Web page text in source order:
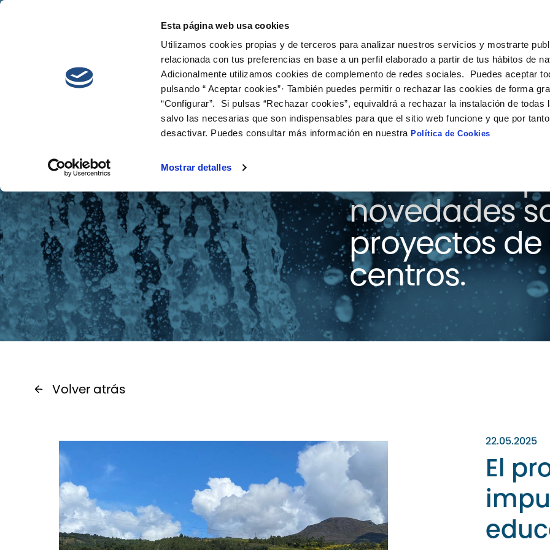
Esta página web usa cookies
Utilizamos cookies propias y de terceros para analizar nuestros servicios y mostrarte
relacionada con tus preferencias en base a un perfil elaborado a partir de tus hábitos de
Adicionalmente utilizamos cookies de complemento de redes sociales. Puedes aceptar
pulsando “ Aceptar cookies”· También puedes permitir o rechazar las cookies de forma
“Configurar”. Si pulsas “Rechazar cookies”, equivaldrá a rechazar la instalación de todas
salvo las necesarias que son indispensables para que el sitio web funcione y que por
desactivar. Puedes consultar más información en nuestraPolítica de Cookies
Mostrar detalles
Cetaqua Innovación
Noticias Consulta
novedades
proyectos
centros.
Volver atrás
22.05.2025
El